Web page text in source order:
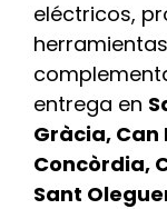
eléctricos,
entrega en
Gràcia, Can
Concòrdia,
Sant